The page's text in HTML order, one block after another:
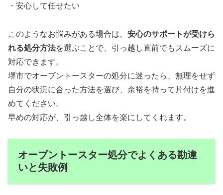
・安心して任せたい
このようなお悩みがある場合は、 安心のサポートが受けら
れる処分方法を選ぶことで、引っ越し直前でもスムーズに
対応できます。
堺市でオーブントースターの処分に迷ったら、無理をせず
自分の状況に合った方法を選び、余裕を持って片付けを進
めてください。
早めの対応が、引っ越し全体を楽にしてくれます。
オーブントースター処分でよくある勘違
いと失敗例